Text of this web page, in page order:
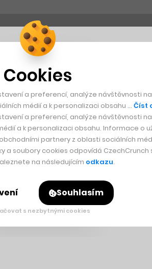
Cookies
a preferencí, analýze návštěvnosti
médií a k personalizaci obsahu … Číst
a preferencí, analýze návštěvnosti
a k personalizaci obsahu. Informace o
partnery z oblasti sociálních
a soubory cookies odpovídá CzechCrunch
na následujícím odkazu.
Souhlasím
s nezbytnými cookies